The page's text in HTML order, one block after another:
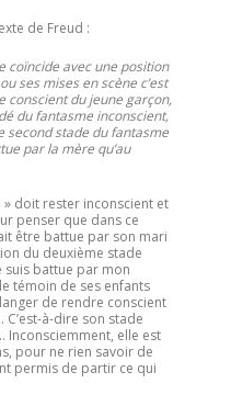
de Freud :
coïncide avec une position
ses mises en scène c’est
conscient du jeune garçon,
du fantasme inconscient,
second stade du fantasme
par la mère qu’au
doit rester inconscient et
penser que dans ce
être battue par son mari
du deuxième stade
suis battue par mon
témoin de ses enfants
de rendre conscient
à-dire son stade
Inconsciemment, elle est
pour ne rien savoir de
permis de partir ce qui